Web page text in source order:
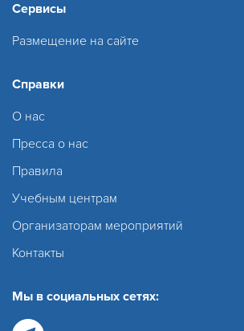
Сервисы
Размещение на сайте
Справки
О нас
Пресса о нас
Правила
Учебным центрам
Организаторам мероприятий
Контакты
Мы в социальных сетях: